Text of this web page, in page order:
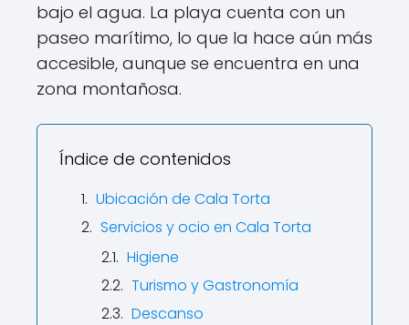
bajo el agua. La playa cuenta con un
paseo marítimo, lo que la hace aún más
accesible, aunque se encuentra en una
zona montañosa.
Índice de contenidos
Ubicación de Cala Torta
Servicios y ocio en Cala Torta
Higiene
Turismo y Gastronomía
Descanso